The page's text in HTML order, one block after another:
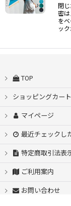
閉
密
を
ッ
TOP
ショッピングカート
マイページ
最近チェックし
特定商取引法表
ご利用案内
お問い合わせ